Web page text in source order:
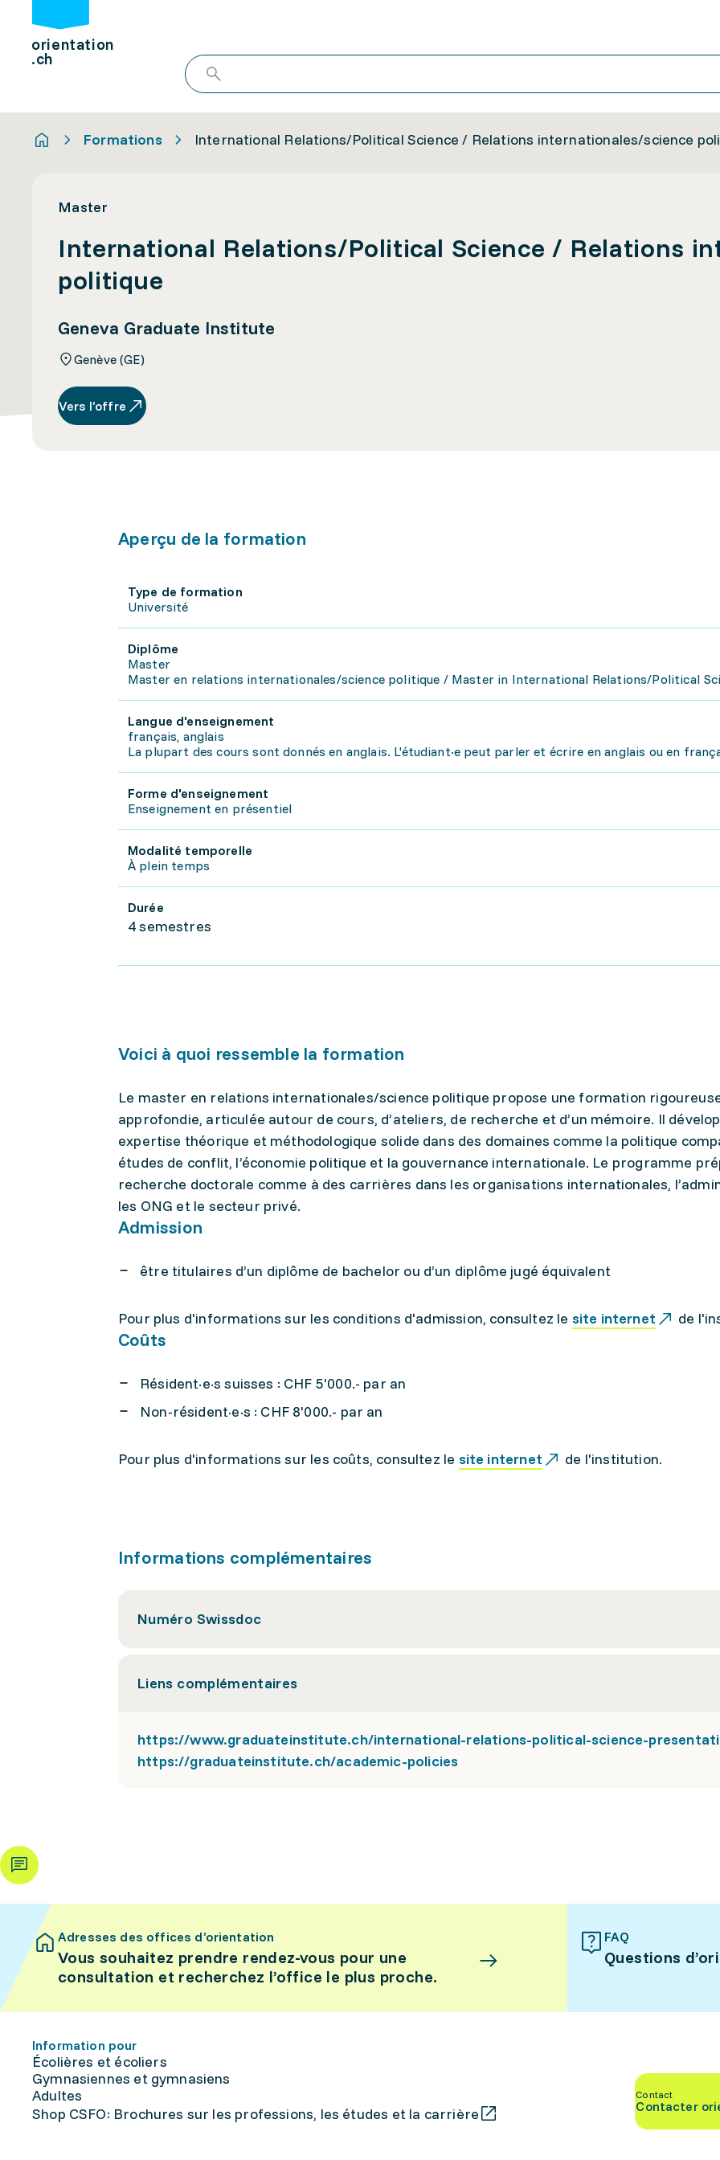
orientation
.ch
Formations International Relations/Political Science / Relations internationales/science
Master
International Relations/Political Science / Relations
politique
Geneva Graduate Institute
Genève (GE)
Vers l’offre
Aperçu de la formation
Type de formation
Université
Diplôme
Master
Master en relations internationales/science politique / Master in International Relations/Political
Langue d'enseignement
français, anglais
La plupart des cours sont donnés en anglais. L'étudiant·e peut parler et écrire en anglais ou en
Forme d'enseignement
Enseignement en présentiel
Modalité temporelle
À plein temps
Durée
4 semestres
Voici à quoi ressemble la formation
Le master en relations internationales/science politique propose une formation
approfondie, articulée autour de cours, d’ateliers, de recherche et d’un mémoire. Il
expertise théorique et méthodologique solide dans des domaines comme la politique
études de conflit, l’économie politique et la gouvernance internationale. Le programme
recherche doctorale comme à des carrières dans les organisations internationales,
les ONG et le secteur privé.
Admission
être titulaires d’un diplôme de bachelor ou d’un diplôme jugé équivalent
Pour plus d'informations sur les conditions d'admission, consultez le site internet de
Coûts
Résident·e·s suisses : CHF 5'000.- par an
Non-résident·e·s : CHF 8'000.- par an
Pour plus d'informations sur les coûts, consultez le site internet de l'institution.
Informations complémentaires
Numéro Swissdoc
Liens complémentaires
https://www.graduateinstitute.ch/international-relations-political-science-
https://graduateinstitute.ch/academic-policies
Adresses des offices d’orientation
Vous souhaitez prendre rendez-vous pour une
consultation et recherchez l’office le plus proche.
FAQ
Questions
Information pour
Écolières et écoliers
Gymnasiennes et gymnasiens
Adultes
Shop CSFO: Brochures sur les professions, les études et la carrière
Contact
Contacter